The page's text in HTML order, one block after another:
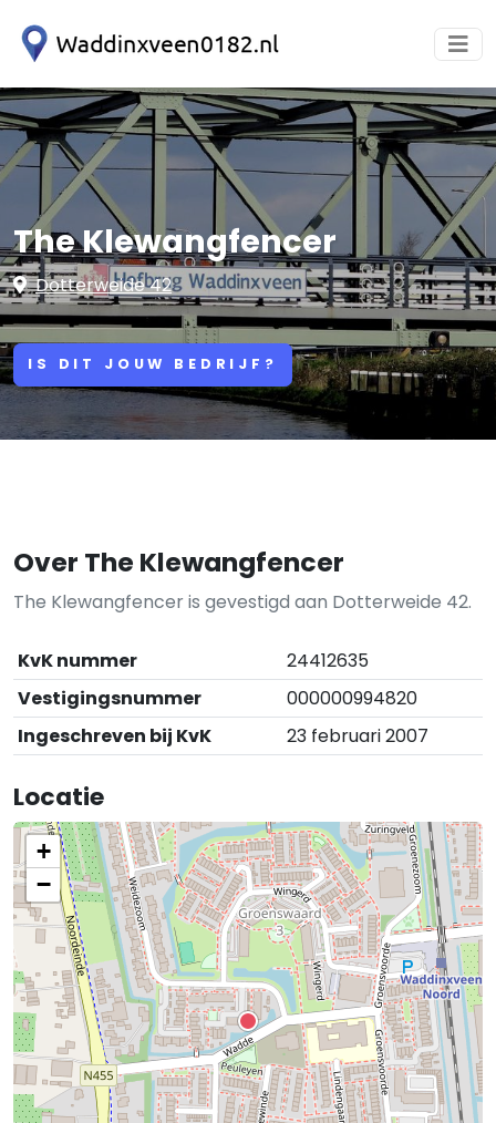
The Klewangfencer
Dotterweide 42
IS DIT JOUW BEDRIJF?
Over The Klewangfencer
The Klewangfencer is gevestigd aan Dotterweide 42.
KvK nummer
24412635
Vestigingsnummer
000000994820
Ingeschreven bij KvK
23 februari 2007
Locatie
+
−